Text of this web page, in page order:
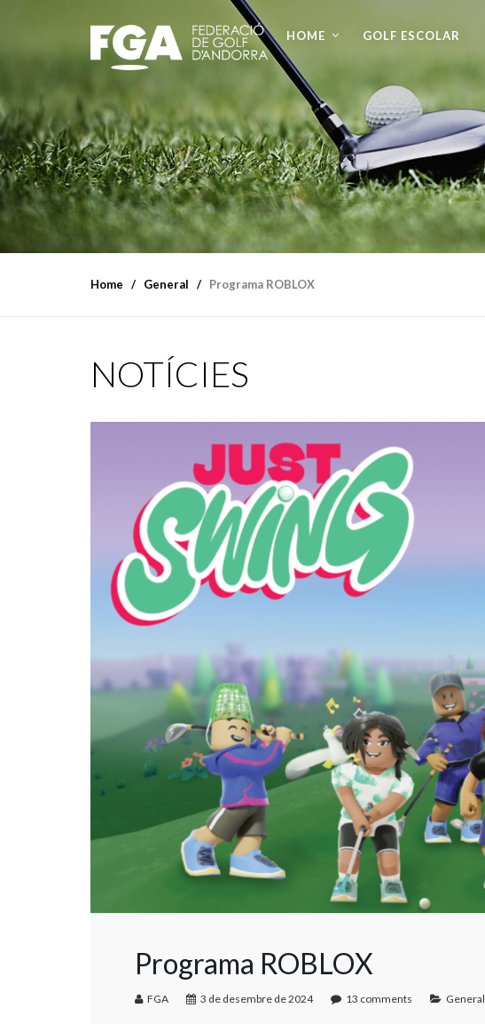
HOME GOLF ESCOLAR
Home General Programa ROBLOX
NOTÍCIES
Programa ROBLOX
FGA 3 de desembre de 2024 13 comments General